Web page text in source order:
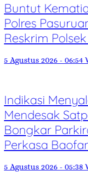
Buntut
Polres
Reskrim
5 Agustus 2026 - 06:54
Indikasi
Mendesak
Bongkar
Perkasa
5 Agustus 2026 - 05:38